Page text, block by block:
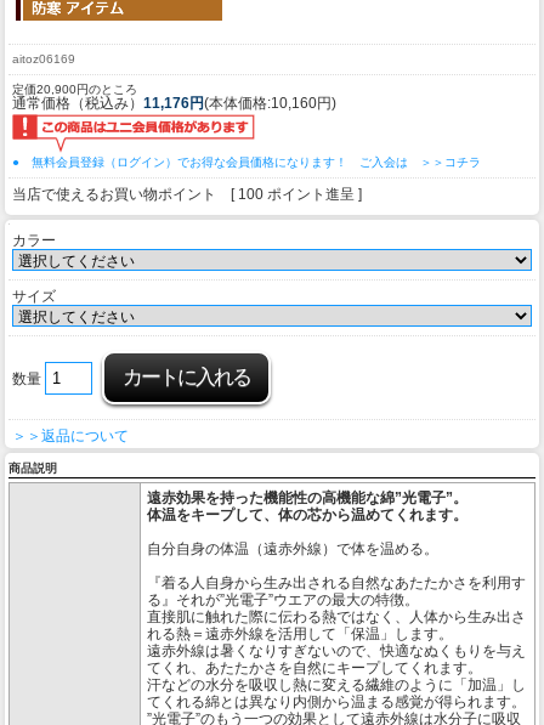
aitoz06169
定価20,900円のところ
通常価格（税込み） 11,176円(本体価格:10,160円)
● 無料会員登録（ログイン）でお得な会員価格になります！ ご入会は ＞＞コチラ
当店で使えるお買い物ポイント [ 100 ポイント進呈 ]
カラー
サイズ
数量
＞＞返品について
商品説明
遠赤効果を持った機能性の高機能な綿”光電子”。
体温をキープして、体の芯から温めてくれます。
自分自身の体温（遠赤外線）で体を温める。
『着る人自身から生み出される自然なあたたかさを利用す
る』それが”光電子”ウエアの最大の特徴。
直接肌に触れた際に伝わる熱ではなく、人体から生み出さ
れる熱＝遠赤外線を活用して「保温」します。
遠赤外線は暑くなりすぎないので、快適なぬくもりを与え
てくれ、あたたかさを自然にキープしてくれます。
汗などの水分を吸収し熱に変える繊維のように「加温」し
てくれる綿とは異なり内側から温まる感覚が得られます。
”光電子”のもう一つの効果として遠赤外線は水分子に吸収